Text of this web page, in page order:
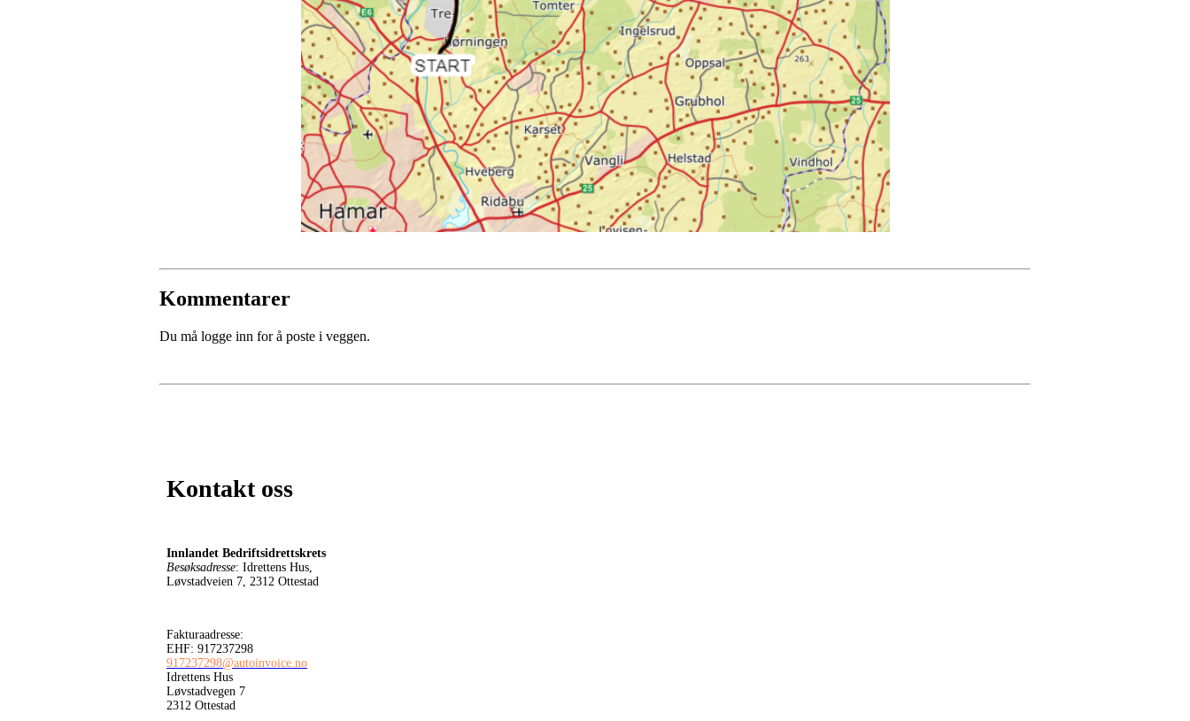
Kommentarer
Du må logge inn for å poste i veggen.
Kontakt oss
Innlandet Bedriftsidrettskrets
Besøksadresse: Idrettens Hus,
Løvstadveien 7, 2312 Ottestad
Fakturaadresse:
EHF: 917237298
917237298@autoinvoice.no
Idrettens Hus
Løvstadvegen 7
2312 Ottestad